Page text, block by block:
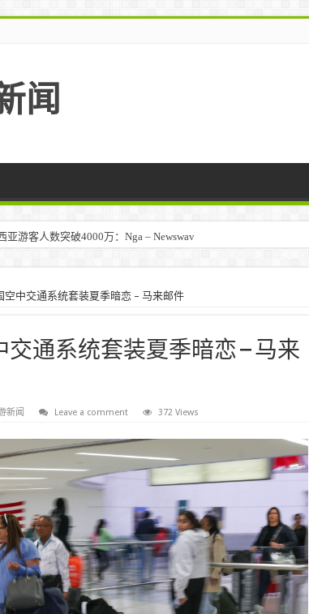
闻
游客人数突破4000万：Nga – Newswav
空中交通系统套装夏季暗恋 – 马来邮件
通系统套装夏季暗恋 – 马来
新闻 Leave a comment 372 Views